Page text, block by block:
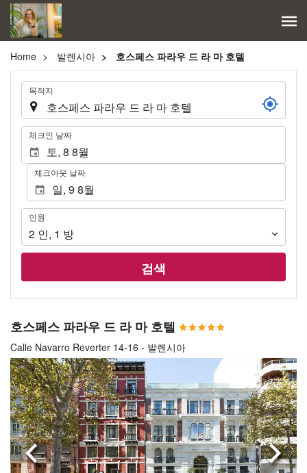
Home 발렌시아 호스페스 파라우 드 라 마 호텔
. 목적지
. 체크인 날짜
체크아웃 날짜
인
원
인원
2 인, 1 방
검색
호스페스 파라우 드 라 마 호텔
Calle Navarro Reverter 14-16 - 발렌시아
이전으로 다음